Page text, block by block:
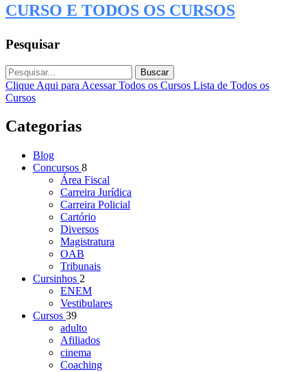
CURSO E TODOS OS CURSOS
Pesquisar
Buscar
Clique Aqui para Acessar Todos os Cursos Lista de Todos os
Cursos
Categorias
Blog
Concursos 8
Área Fiscal
Carreira Jurídica
Carreira Policial
Cartório
Diversos
Magistratura
OAB
Tribunais
Cursinhos 2
ENEM
Vestibulares
Cursos 39
adulto
Afiliados
cinema
Coaching